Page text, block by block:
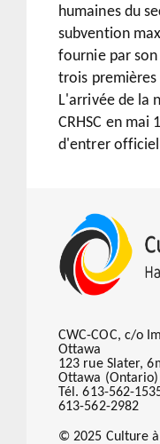
humaines du
subvention
fournie par
trois premières
L'arrivée de la
CRHSC en mai
d'entrer
CWC-COC, c/o
Ottawa
123 rue Slater,
Ottawa
Tél. 613-562-
613-562-2982
© 2025 Culture